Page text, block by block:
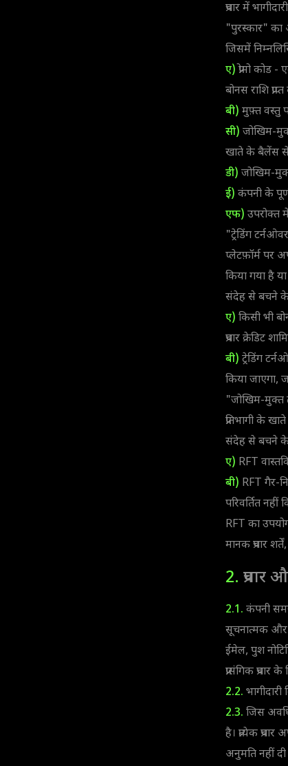
प्रचार में
"पुरस्कार" का
जिसमें
ए) प्रोमो कोड
बोनस राशि
बी) मुफ़्त वस्तु
सी) जोखिम-
खाते के बैलेंस से
डी) जोखिम-
ई) कंपनी के
एफ) उपरोक्त
"ट्रेडिंग
प्लेटफ़ॉर्म पर
किया गया है
संदेह से बचने
ए) किसी भी
प्रचार क्रेडिट
बी) ट्रेडिंग
किया जाएगा,
"जोखिम-मुक्त
प्रतिभागी के
संदेह से बचने
ए) RFT
बी) RFT गैर-
परिवर्तित
RFT का
मानक प्रचार
2. प्रचार
2.1. कंपनी
सूचनात्मक और
ईमेल, पुश
प्रासंगिक
2.2. भागीदारी
2.3. जिस अवधि
है। प्रत्येक
अनुमति नहीं दी